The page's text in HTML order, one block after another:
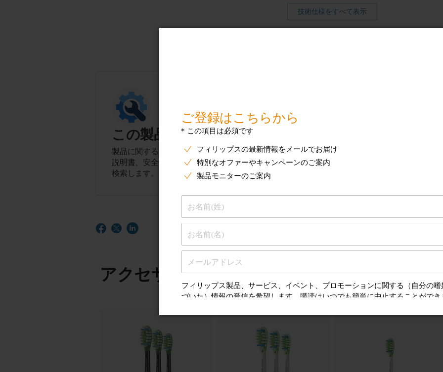
技術仕様をすべて表示
この製品に関するサポート
製品に関するヒント、よくある質問（FAQ）、取扱
説明書、安全性とコンプライアンスに関する情報を
検索します。
アクセサリー
アクセサリー